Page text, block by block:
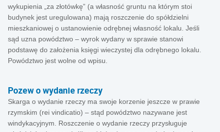
wykupienia „za złotówkę” (a własność gruntu na którym stoi
budynek jest uregulowana) mają roszczenie do spółdzielni
mieszkaniowej o ustanowienie odrębnej własność lokalu. Jeśli
sąd uzna powództwo – wyrok wydany w sprawie stanowi
podstawę do założenia księgi wieczystej dla odrębnego lokalu.
Powództwo jest wolne od wpisu.
Pozew o wydanie rzeczy
Skarga o wydanie rzeczy ma swoje korzenie jeszcze w prawie
rzymskim (rei vindicatio) – stąd powództwo nazywane jest
windykacyjnym. Roszczenie o wydanie rzeczy przysługuje